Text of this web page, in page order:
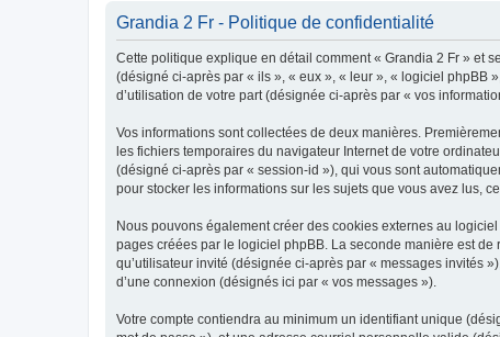
Grandia 2 Fr - Politique de confidentialité
Cette politique explique en détail comment « Grandia 2 Fr » et
(désigné ci-après par « ils », « eux », « leur », « logiciel phpBB
d’utilisation de votre part (désignée ci-après par « vos
Vos informations sont collectées de deux manières.
les fichiers temporaires du navigateur Internet de votre
(désigné ci-après par « session-id »), qui vous sont
pour stocker les informations sur les sujets que vous avez lus,
Nous pouvons également créer des cookies externes au
pages créées par le logiciel phpBB. La seconde manière est
qu’utilisateur invité (désignée ci-après par « messages invités
d’une connexion (désignés ici par « vos messages »).
Votre compte contiendra au minimum un identifiant unique